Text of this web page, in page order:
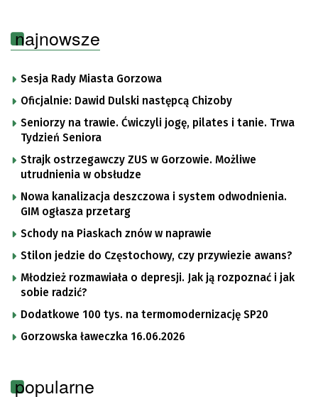
najnowsze
Sesja Rady Miasta Gorzowa
Oficjalnie: Dawid Dulski następcą Chizoby
Seniorzy na trawie. Ćwiczyli jogę, pilates i tanie. Trwa
Tydzień Seniora
Strajk ostrzegawczy ZUS w Gorzowie. Możliwe
utrudnienia w obsłudze
Nowa kanalizacja deszczowa i system odwodnienia.
GIM ogłasza przetarg
Schody na Piaskach znów w naprawie
Stilon jedzie do Częstochowy, czy przywiezie awans?
Młodzież rozmawiała o depresji. Jak ją rozpoznać i jak
sobie radzić?
Dodatkowe 100 tys. na termomodernizację SP20
Gorzowska ławeczka 16.06.2026
popularne